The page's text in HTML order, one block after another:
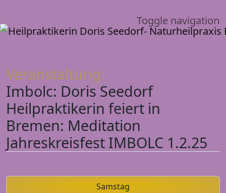
Toggle navigation
Veranstaltung:
Imbolc: Doris Seedorf
Heilpraktikerin feiert in
Bremen: Meditation
Jahreskreisfest IMBOLC 1.2.25
Samstag